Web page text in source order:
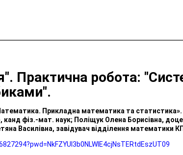
Практична робота:
Прикладна математика та
канд фіз.-мат. наук; Поліщук Олена Борисівна,
Василівна, завідувач відділення математики